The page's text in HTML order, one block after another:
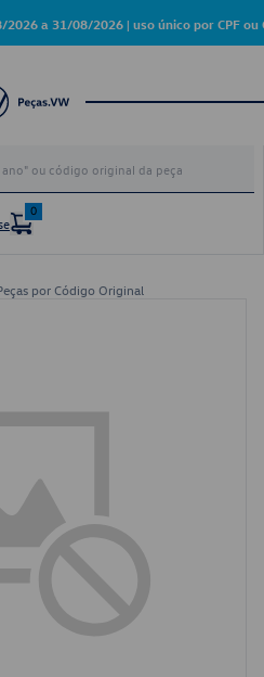
2026 a 31/08/2026 | uso único por CPF ou
0
por Código Original